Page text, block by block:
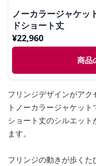
ノーカラージャケッ
ドショート丈
¥22,960
商品
フリンジデザインがア
トノーカラージャケット
ショート丈のシルエット
ます。
フリンジの動きが歩く